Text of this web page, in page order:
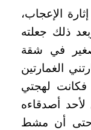
الإعجاب،
ذلك جعلته
في شقة
الغمارتين
فكانت لهجتي
أصدقاءه
حتى أن مشط